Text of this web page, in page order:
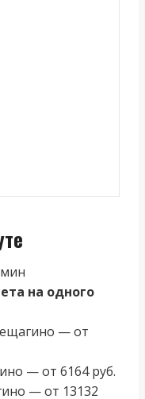
на одного
— от
— от 6164 руб.
— от 13132